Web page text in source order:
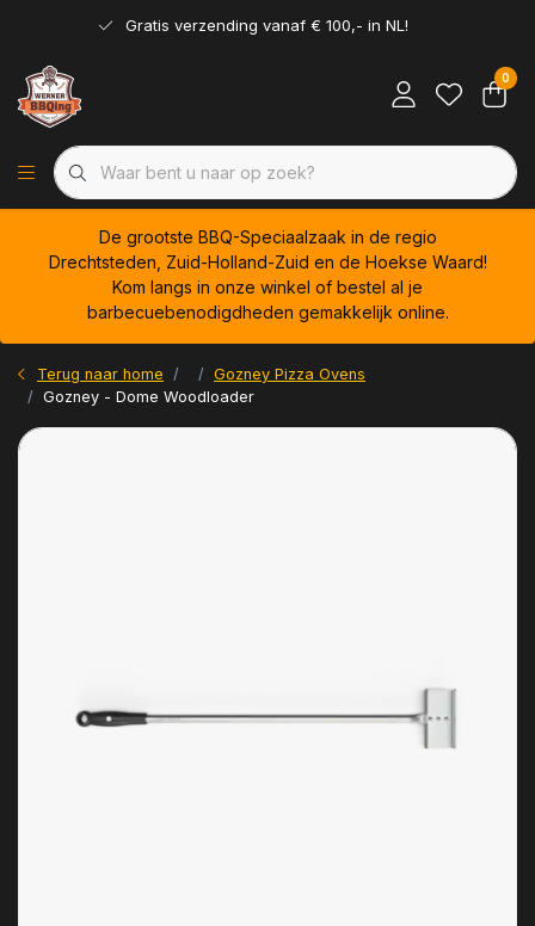
Gratis verzending vanaf € 100,- in NL!
0
De grootste BBQ-Speciaalzaak in de regio
Drechtsteden, Zuid-Holland-Zuid en de Hoekse Waard!
Kom langs in onze winkel of bestel al je
barbecuebenodigdheden gemakkelijk online.
Terug naar home
Gozney Pizza Ovens
Gozney - Dome Woodloader